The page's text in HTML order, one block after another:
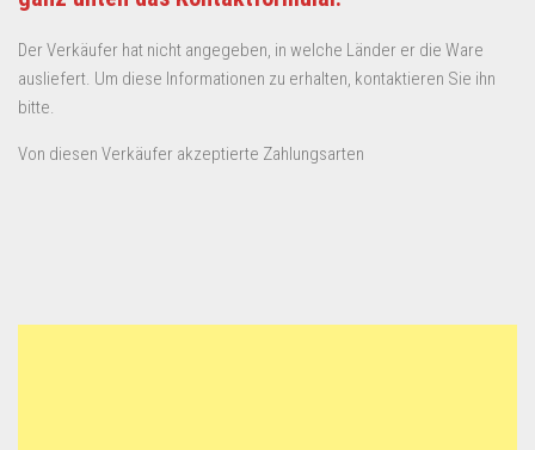
Der Verkäufer hat nicht angegeben, in welche Länder er die Ware
ausliefert. Um diese Informationen zu erhalten, kontaktieren Sie ihn
bitte.
Von diesen Verkäufer akzeptierte Zahlungsarten